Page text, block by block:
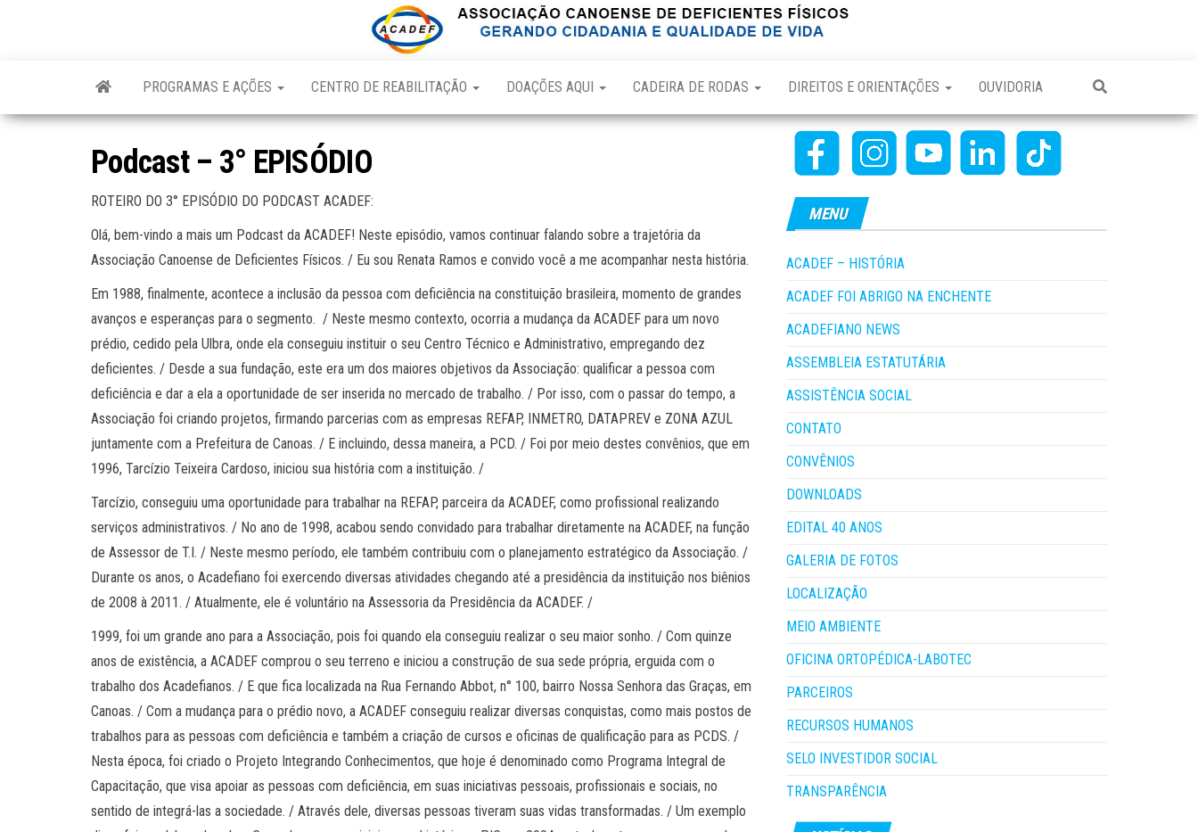
PROGRAMAS E AÇÕES CENTRO DE REABILITAÇÃO DOAÇÕES AQUI CADEIRA DE RODAS DIREITOS E ORIENTAÇÕES OUVIDORIA
Podcast – 3° EPISÓDIO
ROTEIRO DO 3° EPISÓDIO DO PODCAST ACADEF:
Olá, bem-vindo a mais um Podcast da ACADEF! Neste episódio, vamos continuar falando sobre a trajetória da
Associação Canoense de Deficientes Físicos. / Eu sou Renata Ramos e convido você a me acompanhar nesta história.
Em 1988, finalmente, acontece a inclusão da pessoa com deficiência na constituição brasileira, momento de grandes
avanços e esperanças para o segmento. / Neste mesmo contexto, ocorria a mudança da ACADEF para um novo
prédio, cedido pela Ulbra, onde ela conseguiu instituir o seu Centro Técnico e Administrativo, empregando dez
deficientes. / Desde a sua fundação, este era um dos maiores objetivos da Associação: qualificar a pessoa com
deficiência e dar a ela a oportunidade de ser inserida no mercado de trabalho. / Por isso, com o passar do tempo, a
Associação foi criando projetos, firmando parcerias com as empresas REFAP, INMETRO, DATAPREV e ZONA AZUL
juntamente com a Prefeitura de Canoas. / E incluindo, dessa maneira, a PCD. / Foi por meio destes convênios, que em
1996, Tarcízio Teixeira Cardoso, iniciou sua história com a instituição. /
Tarcízio, conseguiu uma oportunidade para trabalhar na REFAP, parceira da ACADEF, como profissional realizando
serviços administrativos. / No ano de 1998, acabou sendo convidado para trabalhar diretamente na ACADEF, na função
de Assessor de T.I. / Neste mesmo período, ele também contribuiu com o planejamento estratégico da Associação. /
Durante os anos, o Acadefiano foi exercendo diversas atividades chegando até a presidência da instituição nos biênios
de 2008 à 2011. / Atualmente, ele é voluntário na Assessoria da Presidência da ACADEF. /
1999, foi um grande ano para a Associação, pois foi quando ela conseguiu realizar o seu maior sonho. / Com quinze
anos de existência, a ACADEF comprou o seu terreno e iniciou a construção de sua sede própria, erguida com o
trabalho dos Acadefianos. / E que fica localizada na Rua Fernando Abbot, n° 100, bairro Nossa Senhora das Graças, em
Canoas. / Com a mudança para o prédio novo, a ACADEF conseguiu realizar diversas conquistas, como mais postos de
trabalhos para as pessoas com deficiência e também a criação de cursos e oficinas de qualificação para as PCDS. /
Nesta época, foi criado o Projeto Integrando Conhecimentos, que hoje é denominado como Programa Integral de
Capacitação, que visa apoiar as pessoas com deficiência, em suas iniciativas pessoais, profissionais e sociais, no
sentido de integrá-las a sociedade. / Através dele, diversas pessoas tiveram suas vidas transformadas. / Um exemplo
MENU
ACADEF – HISTÓRIA
ACADEF FOI ABRIGO NA ENCHENTE
ACADEFIANO NEWS
ASSEMBLEIA ESTATUTÁRIA
ASSISTÊNCIA SOCIAL
CONTATO
CONVÊNIOS
DOWNLOADS
EDITAL 40 ANOS
GALERIA DE FOTOS
LOCALIZAÇÃO
MEIO AMBIENTE
OFICINA ORTOPÉDICA-LABOTEC
PARCEIROS
RECURSOS HUMANOS
SELO INVESTIDOR SOCIAL
TRANSPARÊNCIA